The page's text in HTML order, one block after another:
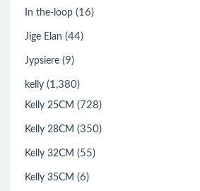
In the-loop (16)
Jige Elan (44)
Jypsiere (9)
kelly (1,380)
Kelly 25CM (728)
Kelly 28CM (350)
Kelly 32CM (55)
Kelly 35CM (6)